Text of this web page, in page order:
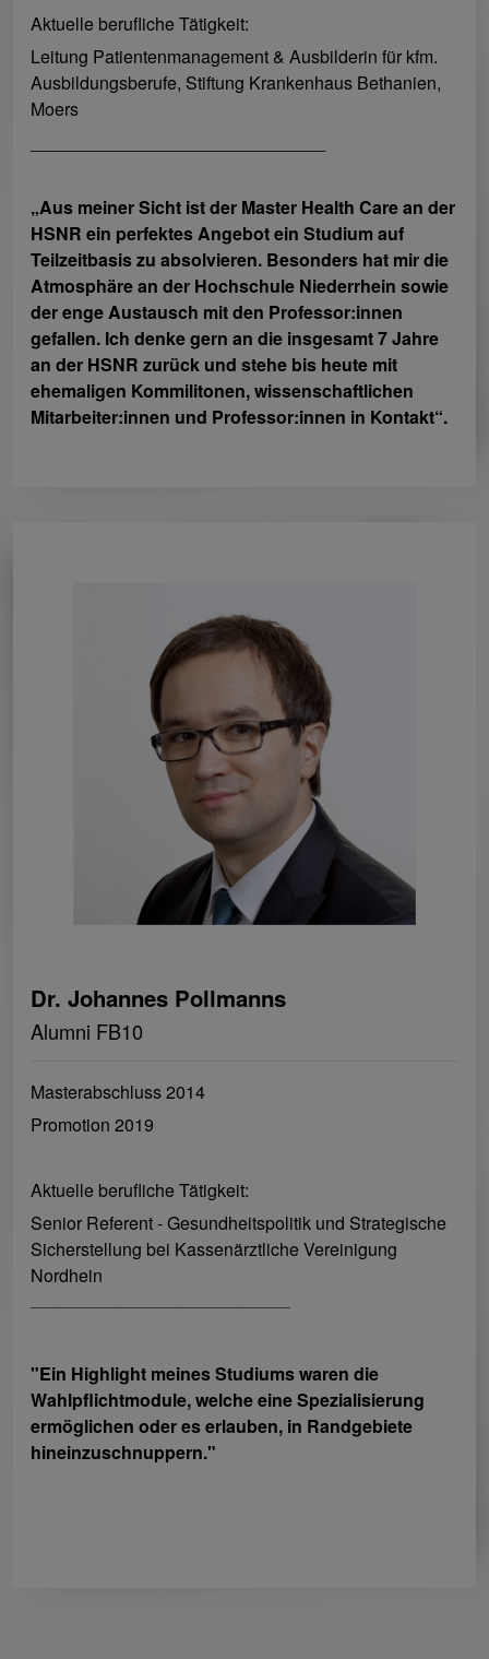
Aktuelle berufliche Tätigkeit:
Leitung Patientenmanagement & Ausbilderin für kfm.
Ausbildungsberufe, Stiftung Krankenhaus Bethanien,
Moers
„Aus meiner Sicht ist der Master Health Care an der
HSNR ein perfektes Angebot ein Studium auf
Teilzeitbasis zu absolvieren. Besonders hat mir die
Atmosphäre an der Hochschule Niederrhein sowie
der enge Austausch mit den Professor:innen
gefallen. Ich denke gern an die insgesamt 7 Jahre
an der HSNR zurück und stehe bis heute mit
ehemaligen Kommilitonen, wissenschaftlichen
Mitarbeiter:innen und Professor:innen in Kontakt“.
Dr. Johannes Pollmanns
Alumni FB10
Masterabschluss 2014
Promotion 2019
Aktuelle berufliche Tätigkeit:
Senior Referent - Gesundheitspolitik und Strategische
Sicherstellung bei Kassenärztliche Vereinigung
Nordhein
"Ein Highlight meines Studiums waren die
Wahlpflichtmodule, welche eine Spezialisierung
ermöglichen oder es erlauben, in Randgebiete
hineinzuschnuppern."